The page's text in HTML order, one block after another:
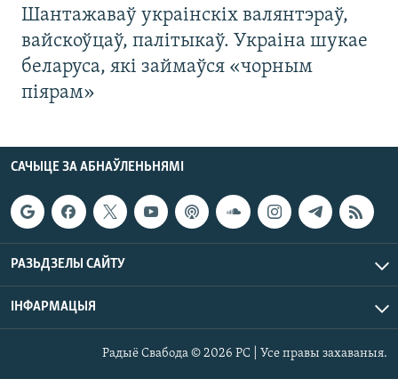
Шантажаваў украінскіх валянтэраў,
вайскоўцаў, палітыкаў. Украіна шукае
беларуса, які займаўся «чорным
піярам»
САЧЫЦЕ ЗА АБНАЎЛЕНЬНЯМІ
РАЗЬДЗЕЛЫ САЙТУ
ІНФАРМАЦЫЯ
Радыё Свабода © 2026 РС | Усе правы захаваныя.